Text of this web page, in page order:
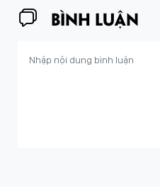
BÌNH LUẬN